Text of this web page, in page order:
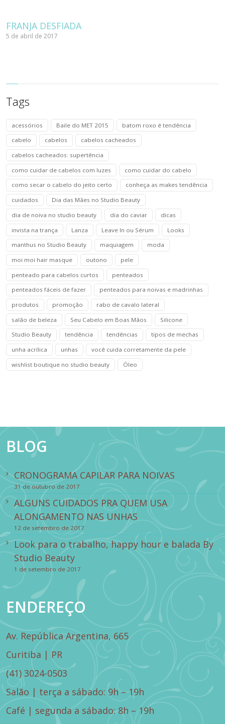
FRANJA DESFIADA
5 de abril de 2017
Tags
acessórios Baile do MET 2015
batom roxo é tendência
cabelo
cabelos
cabelos cacheados
cabelos cacheados: supertência
como cuidar de cabelos com luzes
como cuidar do cabelo
como secar o cabelo do jeito certo
conheça as makes tendência
cuidados
Dia das Mães no Studio Beauty
dia de noiva no studio beauty
dia do caviar
dicas
invista na trança
Lanza Leave In ou Sérum
Looks
manthus no Studio Beauty
maquiagem
moda
moi moi hair masque
outono
pele
penteado para cabelos curtos
penteados
penteados fáceis de fazer
penteados para noivas e madrinhas
produtos
promoção
rabo de cavalo lateral
salão de beleza
Seu Cabelo em Boas Mãos
Silicone
Studio Beauty
tendência tendências
tipos de mechas
unha acrílica
unhas
você cuida corretamente da pele
wishlist boutique no studio beauty
Óleo
BLOG
CRONOGRAMA CAPILAR PARA NOIVAS
31 de outubro de 2017
ALGUNS CUIDADOS PRA QUEM USA
ALONGAMENTO NAS UNHAS
12 de setembro de 2017
Look para o trabalho, happy hour e balada By
Studio Beauty
1 de setembro de 2017
ENDEREÇO
Av. República Argentina, 665
Curitiba | PR
(41) 3024-0503
Salão | terça a sábado: 9h – 19h
Café | segunda a sábado: 8h – 19h